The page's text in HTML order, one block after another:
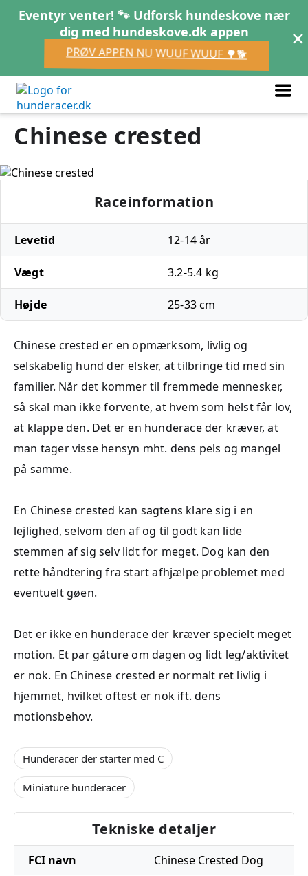
Eventyr venter! 🐾 Udforsk hundeskove nær
dig med hundeskove.dk appen
PRØV APPEN NU WUUF WUUF 🌳🐕 ×
Chinese crested
Raceinformation
Levetid 12-14 år
Vægt 3.2-5.4 kg
Højde 25-33 cm
Chinese crested er en opmærksom, livlig og
selskabelig hund der elsker, at tilbringe tid med sin
familier. Når det kommer til fremmede mennesker,
så skal man ikke forvente, at hvem som helst får lov,
at klappe den. Det er en hunderace der kræver, at
man tager visse hensyn mht. dens pels og mangel
på samme.
En Chinese crested kan sagtens klare sig i en
lejlighed, selvom den af og til godt kan lide
stemmen af sig selv lidt for meget. Dog kan den
rette håndtering fra start afhjælpe problemet med
eventuelt gøen.
Det er ikke en hunderace der kræver specielt meget
motion. Et par gåture om dagen og lidt leg/aktivitet
er nok. En Chinese crested er normalt ret livlig i
hjemmet, hvilket oftest er nok ift. dens
motionsbehov.
Hunderacer der starter med C
Miniature hunderacer
Tekniske detaljer
FCI navn
Chinese Crested Dog